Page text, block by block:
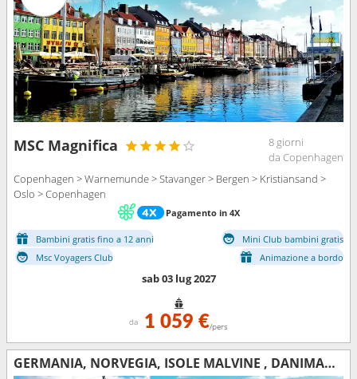
MSC Magnifica
8 giorni
da Copenhagen
Copenhagen > Warnemunde > Stavanger > Bergen > Kristiansand >
Oslo > Copenhagen
Pagamento in 4X
Bambini gratis fino a 12 anni
Mini Club bambini gratis
Msc Voyagers Club
Animazione a bordo
sab 03 lug 2027
da 1 059 €/pers
GERMANIA, NORVEGIA, ISOLE MALVINE , DANIMARCA